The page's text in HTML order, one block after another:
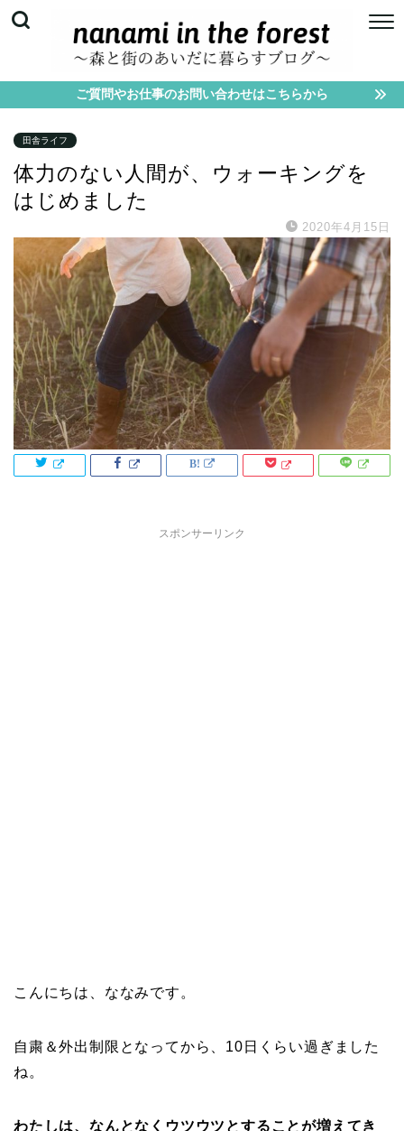
ご質問やお仕事のお問い合わせはこちらから
田舎ライフ
体力のない人間が、ウォーキングを
はじめました
2020年4月15日
スポンサーリンク
こんにちは、ななみです。
自粛＆外出制限となってから、10日くらい過ぎました
ね。
わたしは、なんとなくウツウツとすることが増えてき